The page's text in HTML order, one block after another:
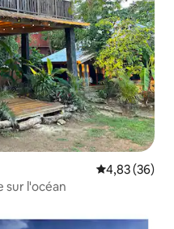
Évaluation
4,83 (36)
sur l'océan